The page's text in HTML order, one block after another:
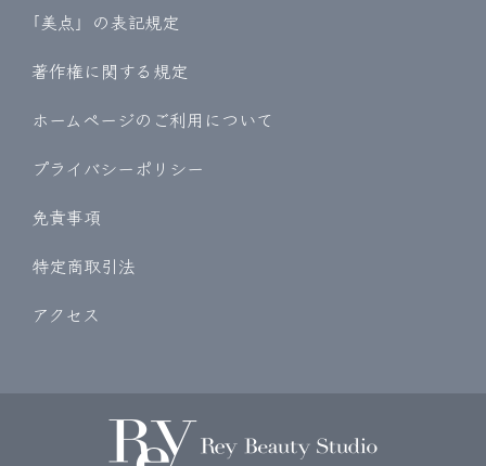
｢美点」の表記規定
著作権に関する規定
ホームページのご利用について
プライバシーポリシー
免責事項
特定商取引法
アクセス